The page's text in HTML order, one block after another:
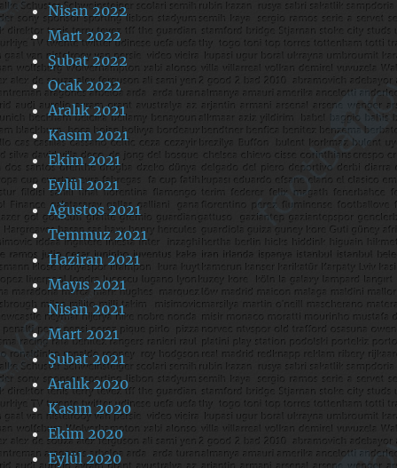
Nisan 2022
Mart 2022
Şubat 2022
Ocak 2022
Aralık 2021
Kasım 2021
Ekim 2021
Eylül 2021
Ağustos 2021
Temmuz 2021
Haziran 2021
Mayıs 2021
Nisan 2021
Mart 2021
Şubat 2021
Aralık 2020
Kasım 2020
Ekim 2020
Eylül 2020